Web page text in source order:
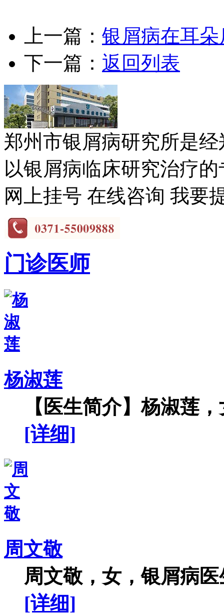
上一篇： 银屑病在耳朵
下一篇： 返回列表
郑州市银屑病研究所是
以银屑病临床研究治疗
网上挂号 在线咨询 我要
门诊医师
杨淑莲
【医生简介】杨淑莲
[详细]
周文敬
周文敬，女，银屑病
[详细]